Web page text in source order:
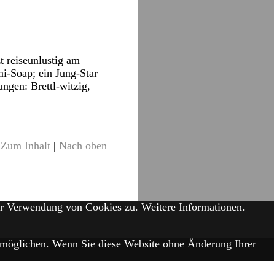
reiseunlustig am
Soap; ein Jung-Star
Brettl-witzig,
Zum Inhalt | Nach oben
Verwendung von Cookies zu. Weitere Informationen.
Wenn Sie diese Website ohne Änderung Ihrer